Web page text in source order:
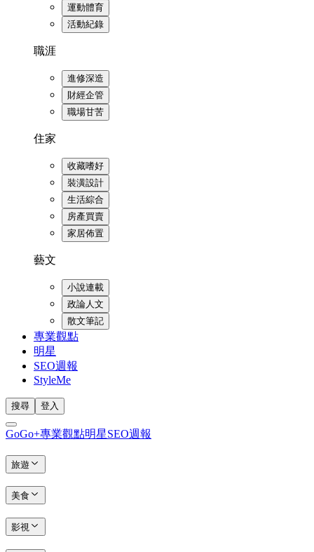
運動體育
活動紀錄
職涯
進修深造
財經企管
職場甘苦
住家
收藏嗜好
裝潢設計
生活綜合
房產買賣
家居佈置
藝文
小說連載
政論人文
散文筆記
專業觀點
明星
SEO週報
StyleMe
搜尋 登入
GoGo+專業觀點明星SEO週報
旅遊
美食
影視